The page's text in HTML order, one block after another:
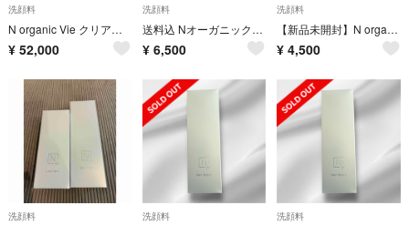
洗顔料
N organic Vie クリアホイップ フォーム 詰替 12袋
¥ 52,000
洗顔料
送料込 NオーガニックVie クリアホイップフォーム本体詰め替え
¥ 6,500
洗顔料
【新品未開封】N organic Vie クリアホイップフォームリフィル (本体2本分)
¥ 4,500
洗顔料 洗顔料 洗顔料